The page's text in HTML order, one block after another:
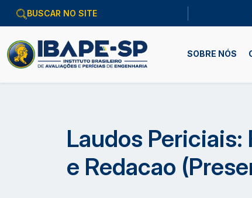
SOBRE NÓS
Laudos Periciais:
e Redacao